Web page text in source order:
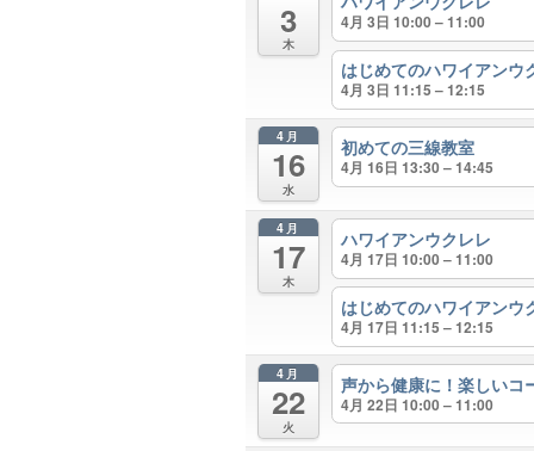
3
木
4月 3日 10:00 – 11:00
はじめてのハワイアンウ
4月 3日 11:15 – 12:15
4月
16
水
初めての三線教室
4月 16日 13:30 – 14:45
4月
17
木
ハワイアンウクレレ
4月 17日 10:00 – 11:00
はじめてのハワイアンウ
4月 17日 11:15 – 12:15
4月
22
火
声から健康に！楽しいコ
4月 22日 10:00 – 11:00